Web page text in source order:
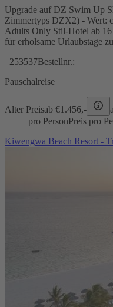
Upgrade auf DZ Swim Up
Zimmertyps DZX2) - Wert:
Adults Only Stil-Hotel ab
für erholsame Urlaubstage
253537Bestellnr.:
Pauschalreise
Alter Preisab €1.456,-
pro PersonPreis pro
Kiwengwa Beach Resort -